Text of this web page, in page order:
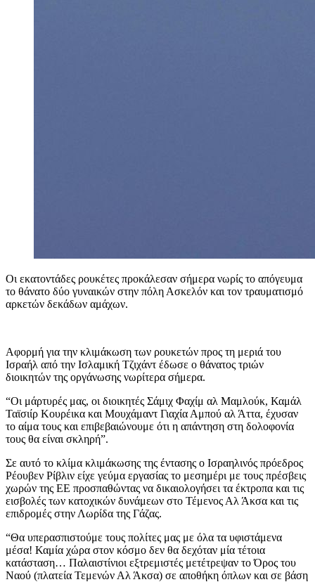
Οι εκατοντάδες ρουκέτες προκάλεσαν σήμερα νωρίς το απόγευμα
το θάνατο δύο γυναικών στην πόλη Ασκελόν και τον τραυματισμό
αρκετών δεκάδων αμάχων.
Aφορμή για την κλιμάκωση των ρουκετών προς τη μεριά του
Ισραήλ από την Ισλαμική Τζιχάντ έδωσε ο θάνατος τριών
διοικητών της οργάνωσης νωρίτερα σήμερα.
“Οι μάρτυρές μας, οι διοικητές Σάμιχ Φαχίμ αλ Μαμλούκ, Καμάλ
Ταϊσιίρ Κουρέικα και Μουχάμαντ Γιαχία Αμπού αλ Άττα, έχυσαν
το αίμα τους και επιβεβαιώνουμε ότι η απάντηση στη δολοφονία
τους θα είναι σκληρή”.
Σε αυτό το κλίμα κλιμάκωσης της έντασης ο Ισραηλινός πρόεδρος
Ρέουβεν Ρίβλιν είχε γεύμα εργασίας το μεσημέρι με τους πρέσβεις
χωρών της ΕΕ προσπαθώντας να δικαιολογήσει τα έκτροπα και τις
εισβολές των κατοχικών δυνάμεων στο Τέμενος Αλ Άκσα και τις
επιδρομές στην Λωρίδα της Γάζας.
“Θα υπερασπιστούμε τους πολίτες μας με όλα τα υφιστάμενα
μέσα! Καμία χώρα στον κόσμο δεν θα δεχόταν μία τέτοια
κατάσταση… Παλαιστίνιοι εξτρεμιστές μετέτρεψαν το Όρος του
Ναού (πλατεία Τεμενών Αλ Άκσα) σε αποθήκη όπλων και σε βάση